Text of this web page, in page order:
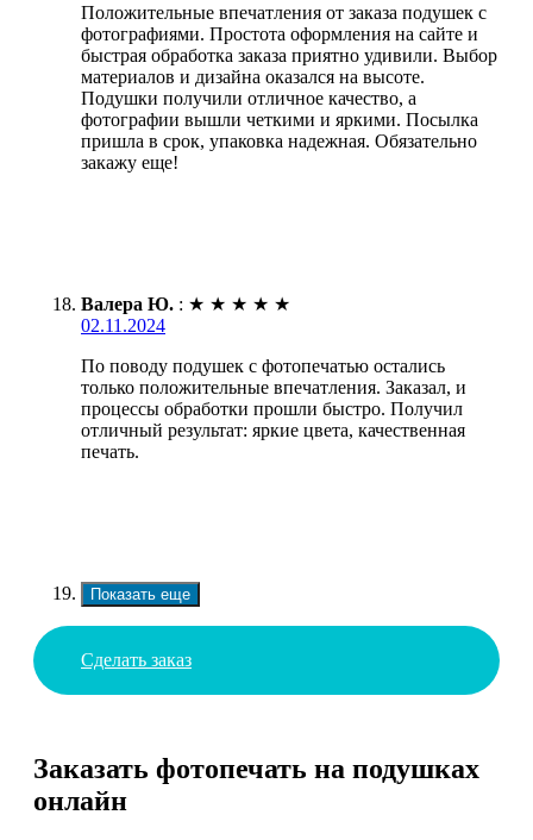
Положительные впечатления от заказа подушек с
фотографиями. Простота оформления на сайте и
быстрая обработка заказа приятно удивили. Выбор
материалов и дизайна оказался на высоте.
Подушки получили отличное качество, а
фотографии вышли четкими и яркими. Посылка
пришла в срок, упаковка надежная. Обязательно
закажу еще!
Валера Ю. : ★ ★ ★ ★ ★
02.11.2024
По поводу подушек с фотопечатью остались
только положительные впечатления. Заказал, и
процессы обработки прошли быстро. Получил
отличный результат: яркие цвета, качественная
печать.
Показать еще
Сделать заказ
Заказать фотопечать на подушках
онлайн